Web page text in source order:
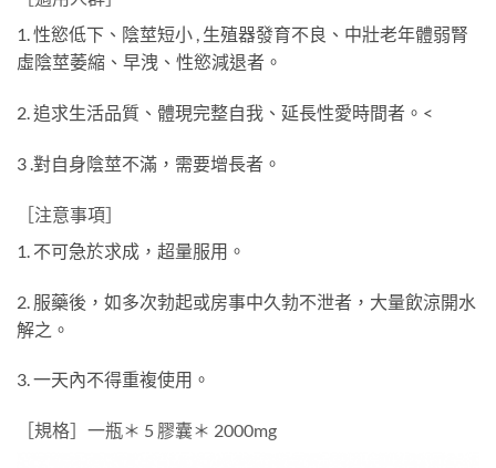
1. 性慾低下、陰莖短小 , 生殖器發育不良、中壯老年體弱腎
虛陰莖萎縮、早洩、性慾減退者。
2. 追求生活品質、體現完整自我、延長性愛時間者。 <
3 .對自身陰莖不滿，需要增長者。
［注意事項］
1. 不可急於求成，超量服用。
2. 服藥後，如多次勃起或房事中久勃不泄者，大量飲涼開水
解之。
3. 一天內不得重複使用。
［規格］一瓶＊ 5 膠囊＊ 2000mg